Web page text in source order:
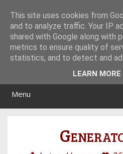
Menu
This site uses cookies from
and to analyze traffic. Your IP
shared with Google along with
metrics to ensure quality of
statistics, and to detect and
LEARN MORE